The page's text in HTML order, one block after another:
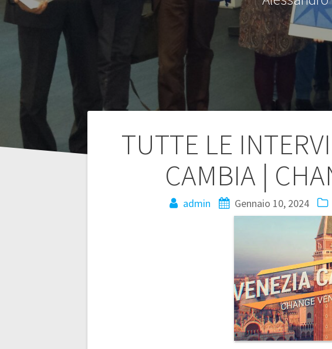
TUTTE LE
CAMBIA |
admin Gennaio 10, 2024
Navigazione
articoli